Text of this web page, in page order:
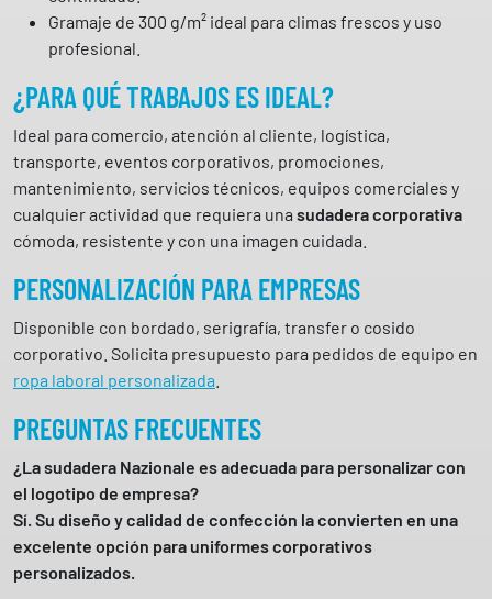
l
e
P
a
y
p
r
c
a
n
a
d
Gramaje de 300 g/m² ideal para climas frescos y uso
profesional.
¿PARA QUÉ TRABAJOS ES IDEAL?
Ideal para comercio, atención al cliente, logística,
transporte, eventos corporativos, promociones,
mantenimiento, servicios técnicos, equipos comerciales y
cualquier actividad que requiera una sudadera corporativa
cómoda, resistente y con una imagen cuidada.
PERSONALIZACIÓN PARA EMPRESAS
Disponible con bordado, serigrafía, transfer o cosido
corporativo. Solicita presupuesto para pedidos de equipo en
ropa laboral personalizada
PREGUNTAS FRECUENTES
¿La sudadera Nazionale es adecuada para personalizar con
el logotipo de empresa?
Sí. Su diseño y calidad de confección la convierten en una
excelente opción para uniformes corporativos
personalizados.